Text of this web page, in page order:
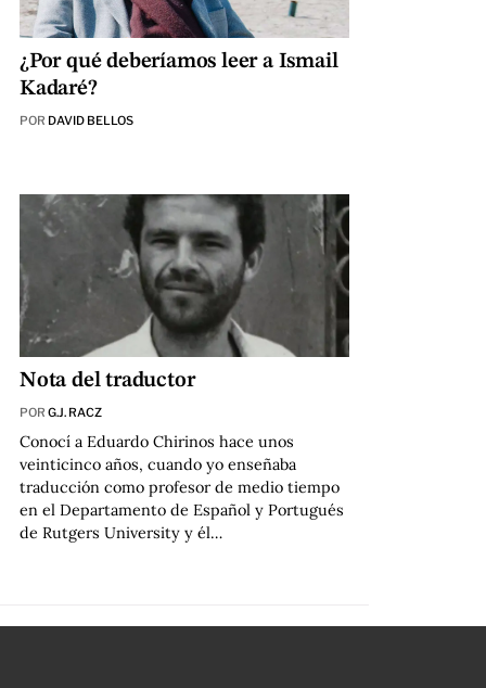
¿Por qué deberíamos leer a Ismail
Kadaré?
POR DAVID BELLOS
Nota del traductor
POR G.J. RACZ
Conocí a Eduardo Chirinos hace unos
veinticinco años, cuando yo enseñaba
traducción como profesor de medio tiempo
en el Departamento de Español y Portugués
de Rutgers University y él…